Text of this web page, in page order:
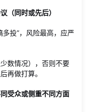
（同时或先后）
多投”，风险最高，应严
数情况），否则不要
再做打算。
受众或侧重不同方面